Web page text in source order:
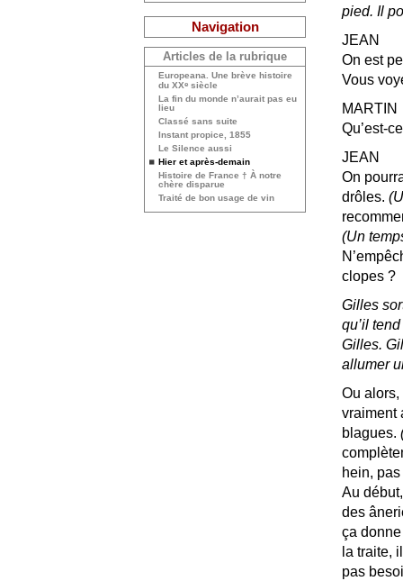
pied. Il
JEAN
On est
Vous
MARTIN
Qu’est-
JEAN
On
drôles.
(Un
clopes ?
Gilles
qu’il
Gilles.
allumer
Ou
vraiment
blagues.
hein,
Au
des
ça
la traite,
pas
Navigation
Articles de la rubrique
Europeana. Une brève histoire
du XXe siècle
La fin du monde n’aurait pas eu
lieu
Classé sans suite
Instant propice, 1855
Le Silence aussi
Hier et après-demain
Histoire de France † À notre
chère disparue
Traité de bon usage de vin